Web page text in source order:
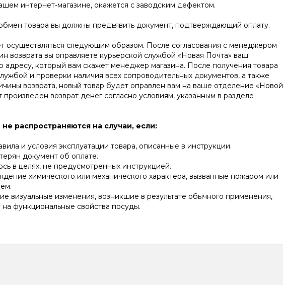
интернет-магазине, окажется с заводским дефектом.
товара вы должны предъявить документ, подтверждающий оплату.
осуществляться следующим образом. После согласования с менеджером
возврата вы оправляете курьерской службой «Новая Почта» ваш
адресу, который вам скажет менеджер магазина. После получения товара
и проверки наличия всех сопроводительных документов, а также
возврата, новый товар будет оправлен вам на ваше отделение «Новой
возврат денег согласно условиям, указанным в разделе
не распространяются на случаи, если:
и условия эксплуатации товара, описанные в инструкции.
документ об оплате.
в целях, не предусмотренных инструкцией.
химического или механического характера, вызванные пожаром или
визуальные изменения, возникшие в результате обычного применения,
функциональные свойства посуды.